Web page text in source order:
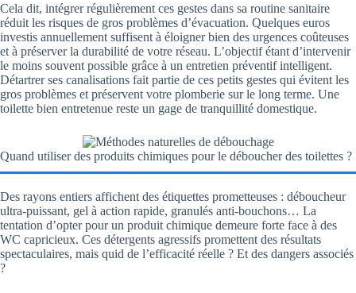
Cela dit, intégrer régulièrement ces gestes dans sa routine sanitaire
réduit les risques de gros problèmes d’évacuation. Quelques euros
investis annuellement suffisent à éloigner bien des urgences coûteuses
et à préserver la durabilité de votre réseau. L’objectif étant d’intervenir
le moins souvent possible grâce à un entretien préventif intelligent.
Détartrer ses canalisations fait partie de ces petits gestes qui évitent les
gros problèmes et préservent votre plomberie sur le long terme. Une
toilette bien entretenue reste un gage de tranquillité domestique.
Quand utiliser des produits chimiques pour le déboucher des toilettes ?
Des rayons entiers affichent des étiquettes prometteuses : déboucheur
ultra-puissant, gel à action rapide, granulés anti-bouchons… La
tentation d’opter pour un produit chimique demeure forte face à des
WC capricieux. Ces détergents agressifs promettent des résultats
spectaculaires, mais quid de l’efficacité réelle ? Et des dangers associés
?